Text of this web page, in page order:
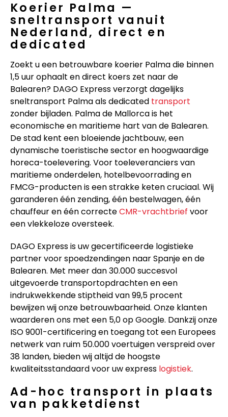
Koerier Palma —
sneltransport vanuit
Nederland, direct en
dedicated
Zoekt u een betrouwbare koerier Palma die binnen
1,5 uur ophaalt en direct koers zet naar de
Balearen? DAGO Express verzorgt dagelijks
sneltransport Palma als dedicated transport
zonder bijladen. Palma de Mallorca is het
economische en maritieme hart van de Balearen.
De stad kent een bloeiende jachtbouw, een
dynamische toeristische sector en hoogwaardige
horeca-toelevering. Voor toeleveranciers van
maritieme onderdelen, hotelbevoorrading en
FMCG-producten is een strakke keten cruciaal. Wij
garanderen één zending, één bestelwagen, één
chauffeur en één correcteCMR-vrachtbrief voor
een vlekkeloze oversteek.
DAGO Express is uw gecertificeerde logistieke
partner voor spoedzendingen naar Spanje en de
Balearen. Met meer dan 30.000 succesvol
uitgevoerde transportopdrachten en een
indrukwekkende stiptheid van 99,5 procent
bewijzen wij onze betrouwbaarheid. Onze klanten
waarderen ons met een 5,0 op Google. Dankzij onze
ISO 9001-certificering en toegang tot een Europees
netwerk van ruim 50.000 voertuigen verspreid over
38 landen, bieden wij altijd de hoogste
kwaliteitsstandaard voor uw express logistiek.
Ad-hoc transport in plaats
van pakketdienst